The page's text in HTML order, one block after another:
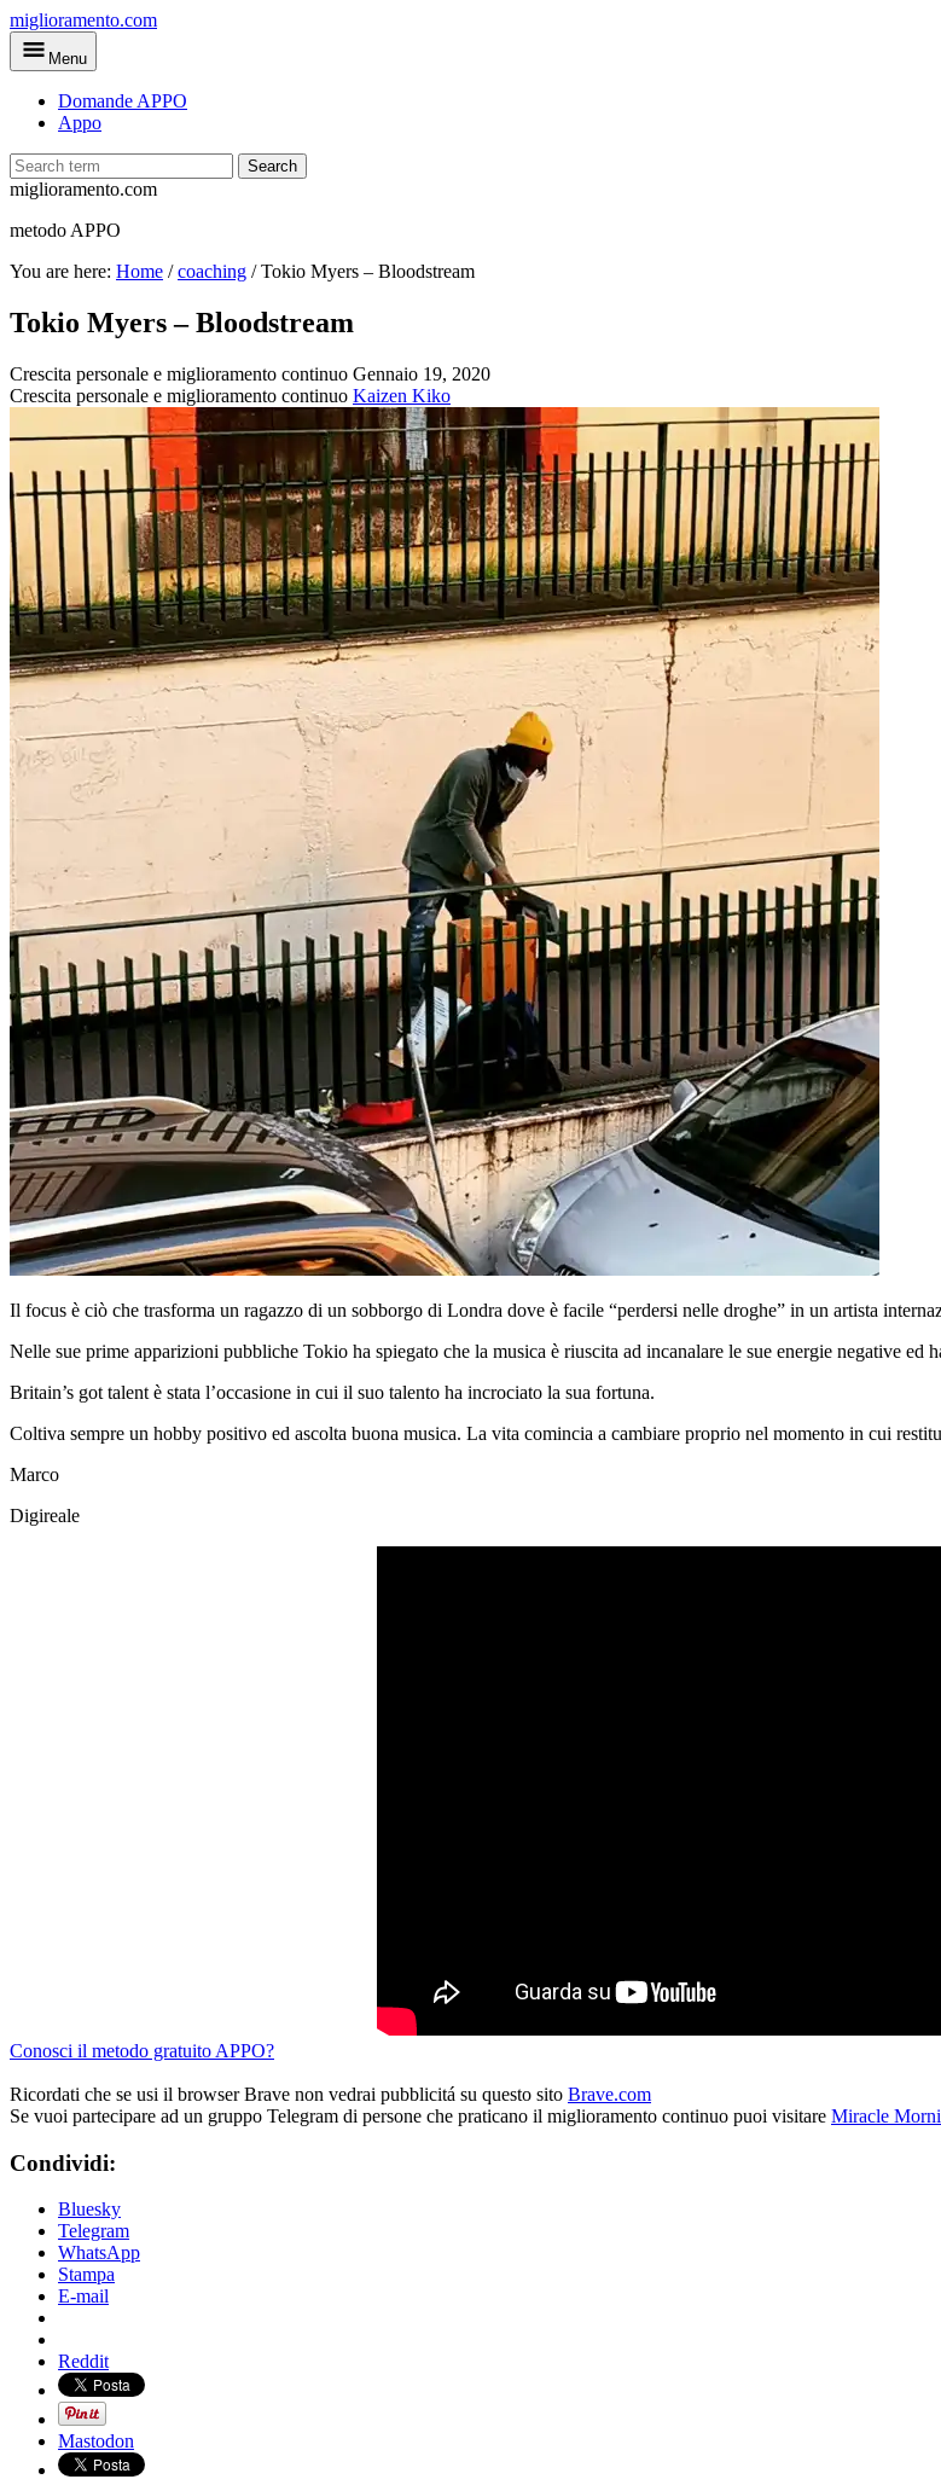
Skip
to
main
miglioramento.com
Menu
Domande APPO
Appo
Search
miglioramento.com
metodo APPO
You are here: Home /coaching /Tokio Myers – Bloodstream
Tokio Myers – Bloodstream
Crescita personale e miglioramento continuo Gennaio 19, 2020
Crescita personale e miglioramento continuo Kaizen Kiko
Il focus è ciò che trasforma un ragazzo di un sobborgo di Londra dove è facile “perdersi nelle droghe” in un artista
Nelle sue prime apparizioni pubbliche Tokio ha spiegato che la musica è riuscita ad incanalare le sue energie negative ed
Britain’s got talent è stata l’occasione in cui il suo talento ha incrociato la sua fortuna.
Coltiva sempre un hobby positivo ed ascolta buona musica. La vita comincia a cambiare proprio nel momento in cui
Marco
Digireale
Conosci il metodo gratuito APPO?
Ricordati che se usi il browser Brave non vedrai pubblicitá su questo sito Brave.com
Se vuoi partecipare ad un gruppo Telegram di persone che praticano il miglioramento continuo puoi visitare Miracle
Condividi:
Bluesky
Telegram
WhatsApp
Stampa
E-mail
Reddit
Mastodon